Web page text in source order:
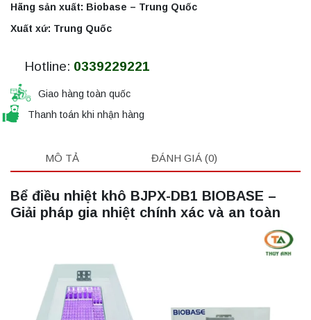
Hãng sản xuất: Biobase – Trung Quốc
Xuất xứ: Trung Quốc
Hotline: 0339229221
Giao hàng toàn quốc
Thanh toán khi nhận hàng
MÔ TẢ ĐÁNH GIÁ (0)
Bể điều nhiệt khô BJPX-DB1 BIOBASE –
Giải pháp gia nhiệt chính xác và an toàn